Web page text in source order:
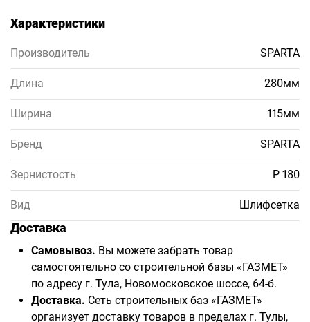
Характеристики
Производитель SPARTA
Длина 280мм
Ширина 115мм
Бренд SPARTA
Зернистость Р 180
Вид Шлифсетка
Доставка
Самовывоз. Вы можете забрать товар
самостоятельно со строительной базы «ГАЗМЕТ»
по адресу г. Тула, Новомосковское шоссе, 64-б.
Доставка. Сеть строительных баз «ГАЗМЕТ»
организует доставку товаров в пределах г. Тулы,